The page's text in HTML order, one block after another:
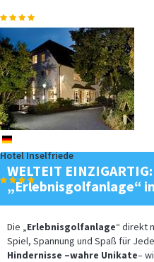
de
Hotel Inselfriede
WELTEIT
„Erlebnisgolfanlage“
Die „Erlebnisgolfanlage“ direkt
Spiel, Spannung und Spaß für
Hindernisse –wahre Unikate–